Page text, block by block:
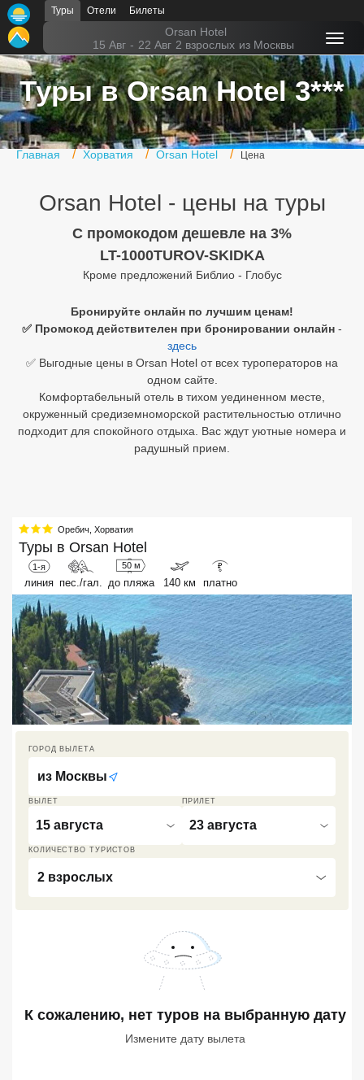
Туры Отели Билеты
Orsan Hotel
15 Авг - 22 Авг 2 взрослых из Москвы
Туры в Orsan Hotel 3***
Главная Хорватия Orsan Hotel Цена
Orsan Hotel - цены на туры
C промокодом дешевле на 3%
LT-1000TUROV-SKIDKA
Кроме предложений Библио - Глобус
Бронируйте онлайн по лучшим ценам!
✅ Промокод действителен при бронировании онлайн -
здесь
✅ Выгодные цены в Orsan Hotel от всех туроператоров на
одном сайте.
Комфортабельный отель в тихом уединенном месте,
окруженный средиземноморской растительностью отлично
подходит для спокойного отдыха. Вас ждут уютные номера и
радушный прием.
Оребич Хорватия
Туры в Orsan Hotel
1-я
линия пес./гал.
50 м
до пляжа 140 км
₽
платно
ВЫЛЕТ
15 августа
ПРИЛЕТ
23 августа
КОЛИЧЕСТВО ТУРИСТОВ
2 взрослых
ГОРОД ВЫЛЕТА
из Москвы
К сожалению, нет туров на выбранную дату
Измените дату вылета
Главная
Горящие туры
Туры в Турцию
Туры в Египет
Офис г. Москва
Подборки отелей
Таиланд
ОАЭ
Египет
Куба
Вьетнам
Хайнань
Северный Гоа
Южный Гоа
Занзибар
Абхазия
Большой Сочи
Кав Мин Воды
Экскурсионные туры
VIP отели 5 звезд
ТОП 10 лучших отелей 5*